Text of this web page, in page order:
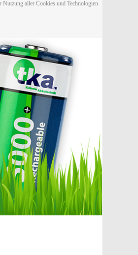
aller Cookies und Technologien